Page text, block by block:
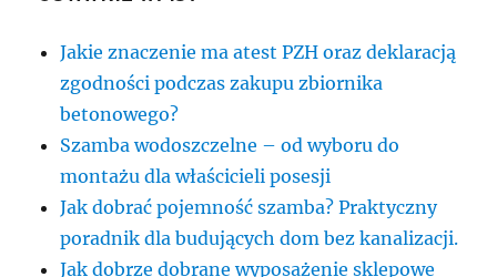
Jakie znaczenie ma atest PZH oraz deklaracją
zgodności podczas zakupu zbiornika
betonowego?
Szamba wodoszczelne – od wyboru do
montażu dla właścicieli posesji
Jak dobrać pojemność szamba? Praktyczny
poradnik dla budujących dom bez kanalizacji.
Jak dobrze dobrane wyposażenie sklepowe